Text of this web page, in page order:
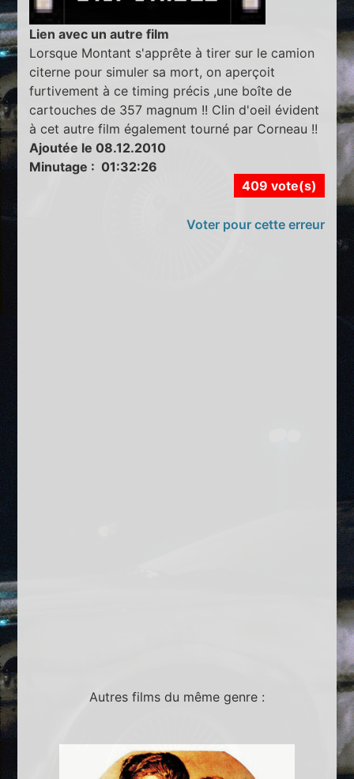
Lien avec un autre film
Lorsque Montant s'apprête à tirer sur le camion
citerne pour simuler sa mort, on aperçoit
furtivement à ce timing précis ,une boîte de
cartouches de 357 magnum !! Clin d'oeil évident
à cet autre film également tourné par Corneau !!
Ajoutée le 08.12.2010
Minutage : 01:32:26
409 vote(s)
Voter pour cette erreur
Autres films du même genre :